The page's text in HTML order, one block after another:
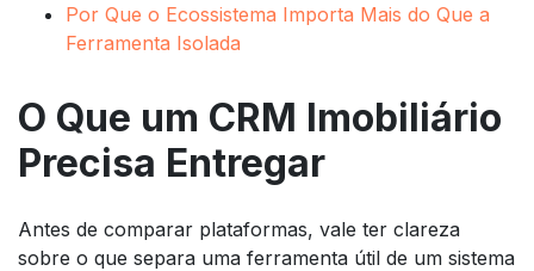
Por Que o Ecossistema Importa Mais do Que a
Ferramenta Isolada
O Que um CRM Imobiliário
Precisa Entregar
Antes de comparar plataformas, vale ter clareza
sobre o que separa uma ferramenta útil de um sistema